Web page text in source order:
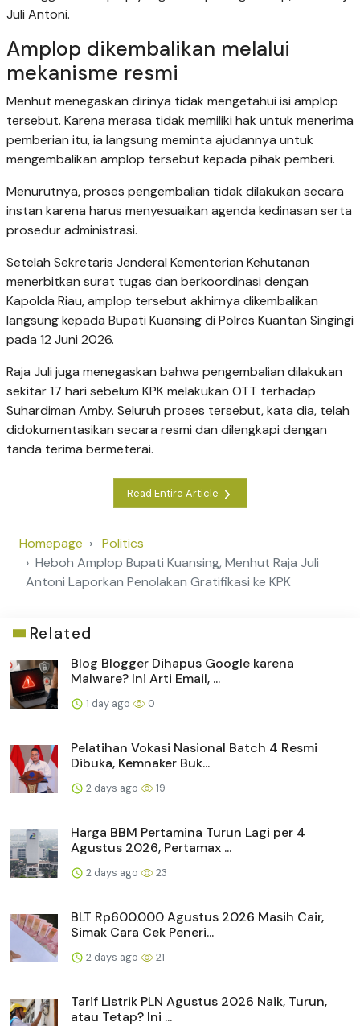
Juli Antoni.
Amplop dikembalikan melalui
mekanisme resmi
Menhut menegaskan dirinya tidak mengetahui isi amplop
tersebut. Karena merasa tidak memiliki hak untuk menerima
pemberian itu, ia langsung meminta ajudannya untuk
mengembalikan amplop tersebut kepada pihak pemberi.
Menurutnya, proses pengembalian tidak dilakukan secara
instan karena harus menyesuaikan agenda kedinasan serta
prosedur administrasi.
Setelah Sekretaris Jenderal Kementerian Kehutanan
menerbitkan surat tugas dan berkoordinasi dengan
Kapolda Riau, amplop tersebut akhirnya dikembalikan
langsung kepada Bupati Kuansing di Polres Kuantan Singingi
pada 12 Juni 2026.
Raja Juli juga menegaskan bahwa pengembalian dilakukan
sekitar 17 hari sebelum KPK melakukan OTT terhadap
Suhardiman Amby. Seluruh proses tersebut, kata dia, telah
didokumentasikan secara resmi dan dilengkapi dengan
tanda terima bermeterai.
Read Entire Article
Homepage
Politics
Heboh Amplop Bupati Kuansing, Menhut Raja Juli
Antoni Laporkan Penolakan Gratifikasi ke KPK
Related
Blog Blogger Dihapus Google karena
Malware? Ini Arti Email, ...
1 day ago 0
Pelatihan Vokasi Nasional Batch 4 Resmi
Dibuka, Kemnaker Buk...
2 days ago 19
Harga BBM Pertamina Turun Lagi per 4
Agustus 2026, Pertamax ...
2 days ago 23
BLT Rp600.000 Agustus 2026 Masih Cair,
Simak Cara Cek Peneri...
2 days ago 21
Tarif Listrik PLN Agustus 2026 Naik, Turun,
atau Tetap? Ini ...